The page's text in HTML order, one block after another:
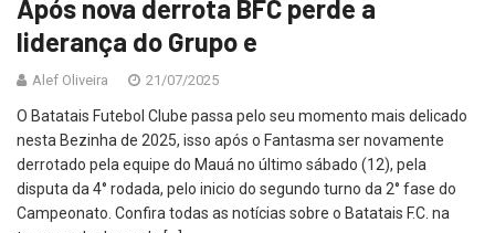
Após nova derrota BFC perde a
liderança do Grupo e
Alef Oliveira 21/07/2025
O Batatais Futebol Clube passa pelo seu momento mais delicado
nesta Bezinha de 2025, isso após o Fantasma ser novamente
derrotado pela equipe do Mauá no último sábado (12), pela
disputa da 4° rodada, pelo inicio do segundo turno da 2° fase do
Campeonato. Confira todas as notícias sobre o Batatais F.C. na